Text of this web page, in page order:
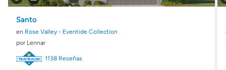
Santo
en Rose Valley - Eventide Collection
por Lennar
1138 Reseñas